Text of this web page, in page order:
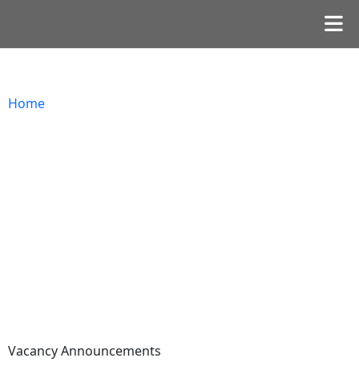
Home
Vacancy Announcements